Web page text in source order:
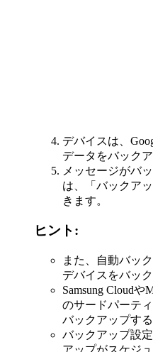
デバイスは、
データをバック
メッセージがバ
は、「バックア
きます。
ヒント:
また、自動バッ
デバイスをバッ
Samsung Cloud
のサードパーテ
バックアップす
バックアップ設
アップがスケジ